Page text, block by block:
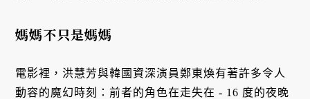
媽媽不只是媽媽
電影裡，洪慧芳與韓國資深演員鄭東煥有著許多令人
動容的魔幻時刻：前者的角色在走失在 - 16 度的夜晚